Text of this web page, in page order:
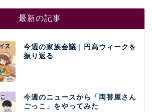
最新の記事
今週の家族会議｜円高ウィークを
振り返る
今週のニュースから「両替屋さん
ごっこ」をやってみた